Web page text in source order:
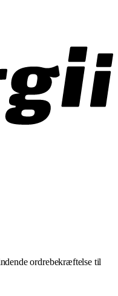
ordrebekræftelse til